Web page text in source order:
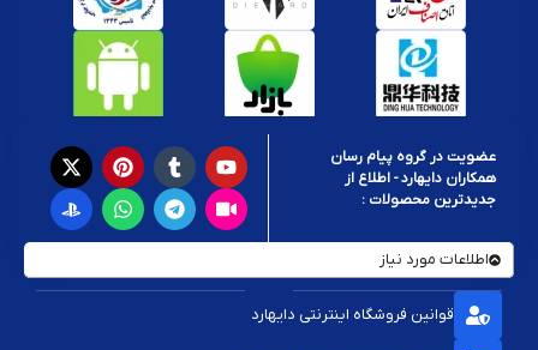
عضویت در گروه پیام رسان
همکاران دایهارد - اطلاع از
جدیدترین محصولات :
اطلاعات مورد نیاز
قوانین فروشگاه اینترنتی دایهارد